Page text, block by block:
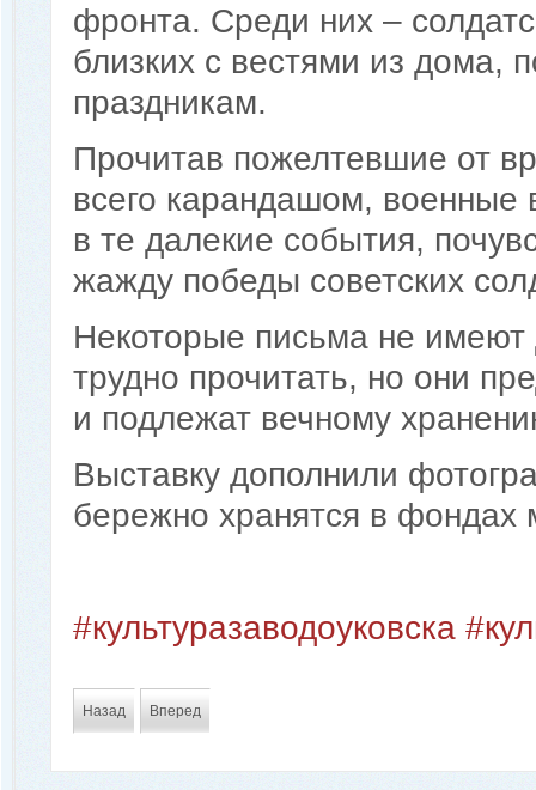
фронта. Среди них –
близких с вестями из дома,
праздникам.
Прочитав пожелтевшие от
всего карандашом, военные
в те далекие события,
жажду победы советских
Некоторые письма не имеют
трудно прочитать, но они
и подлежат вечному
Выставку дополнили
бережно хранятся в фондах
#культуразаводоуковска
Назад Вперед